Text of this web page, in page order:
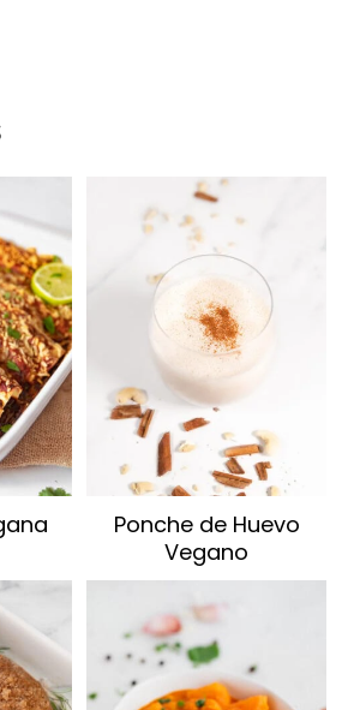
Ponche de Huevo
Vegano